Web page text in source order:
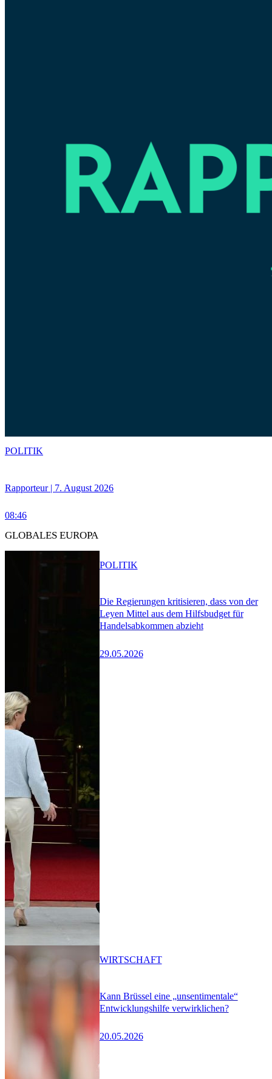
Rapporteur | 7. August 2026
08:46
POLITIK
GLOBALES EUROPA
Die Regierungen kritisieren, dass von der
Leyen Mittel aus dem Hilfsbudget für
Handelsabkommen abzieht
29.05.2026
POLITIK
Kann Brüssel eine „unsentimentale“
Entwicklungshilfe verwirklichen?
20.05.2026
WIRTSCHAFT